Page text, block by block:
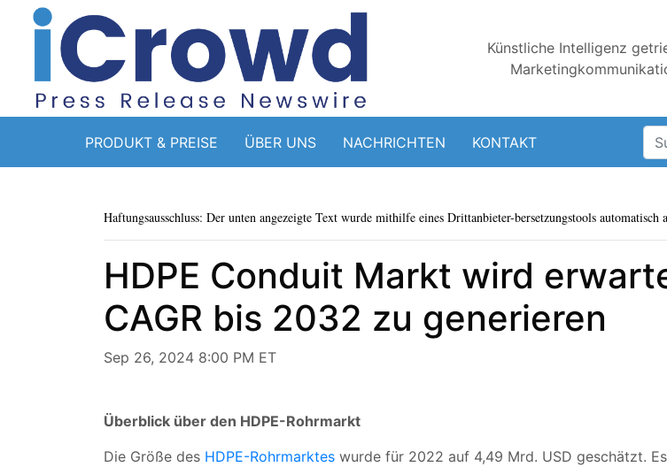
Künstliche Intelligenz
PRODUKT & PREISE ÜBER UNS NACHRICHTEN KONTAKT
Haftungsausschluss: Der unten angezeigte Text wurde mithilfe eines Drittanbieter-bersetzungstools automatisch
HDPE Conduit Markt wird
CAGR bis 2032 zu generieren
Sep 26, 2024 8:00 PM ET
Überblick über den HDPE-Rohrmarkt
Die Größe des HDPE-Rohrmarktes wurde für 2022 auf 4,49 Mrd. USD geschätzt.